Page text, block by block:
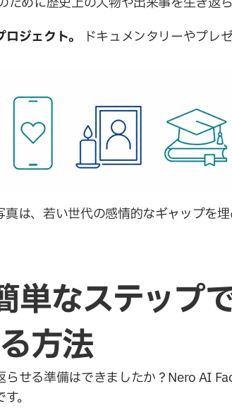
ジェクト。
ドキュメンタリーやプレ
真は、若い世代の感情的なギャップを
単なステップ
方法
らせる準備はできましたか？Nero AI
。